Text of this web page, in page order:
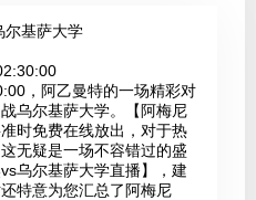
尔基萨大学
，阿乙曼特的一场精彩对
乌尔基萨大学。【阿梅尼
时免费在线放出，对于热
无疑是一场不容错过的盛
乌尔基萨大学直播】，建
特意为您汇总了阿梅尼